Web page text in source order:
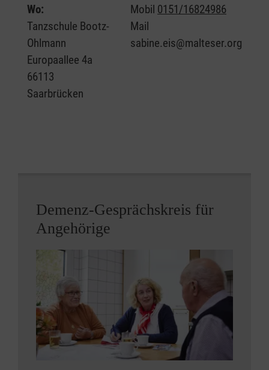
Wo:
Tanzschule Bootz-
Ohlmann
Europaallee 4a
66113
Saarbrücken
Mobil 0151/16824986
Mail
sabine.eis@malteser.org
Demenz-Gesprächskreis für
Angehörige